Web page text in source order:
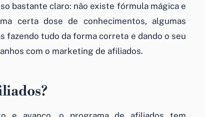
bastante claro: não existe fórmula mágica e
certa dose de conhecimentos, algumas
fazendo tudo da forma correta e dando o seu
com o marketing de afiliados.